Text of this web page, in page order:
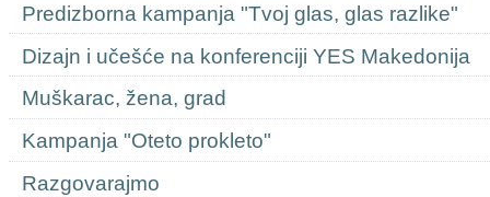
Predizborna kampanja "Tvoj glas, glas razlike"
Dizajn i učešće na konferenciji YES Makedonija
Muškarac, žena, grad
Kampanja "Oteto prokleto"
Razgovarajmo